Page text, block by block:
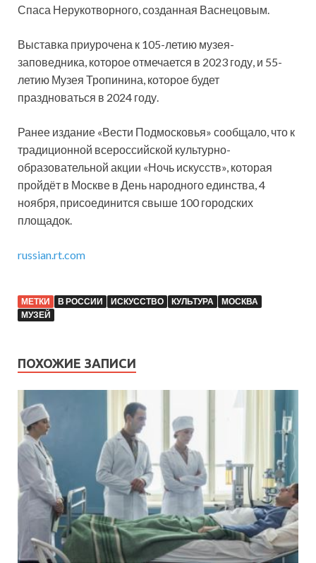
Спаса Нерукотворного, созданная Васнецовым.
Выставка приурочена к 105-летию музея-
заповедника, которое отмечается в 2023 году, и 55-
летию Музея Тропинина, которое будет
праздноваться в 2024 году.
Ранее издание «Вести Подмосковья» сообщало, что к
традиционной всероссийской культурно-
образовательной акции «Ночь искусств», которая
пройдёт в Москве в День народного единства, 4
ноября, присоединится свыше 100 городских
площадок.
russian.rt.com
МЕТКИ В РОССИИ ИСКУССТВО КУЛЬТУРА
МОСКВА
МУЗЕЙ
ПОХОЖИЕ ЗАПИСИ